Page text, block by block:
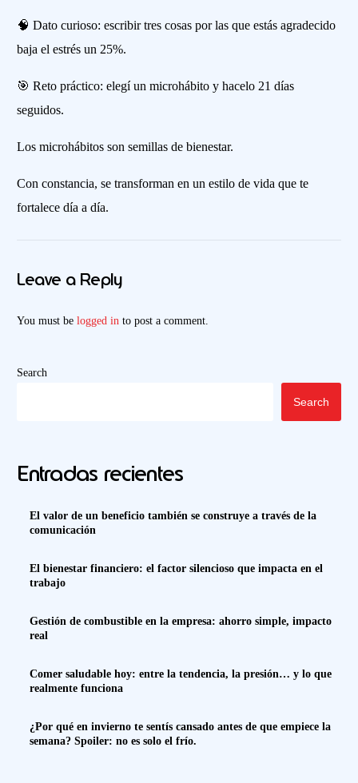
🧠 Dato curioso: escribir tres cosas por las que estás agradecido
baja el estrés un 25%.
🎯 Reto práctico: elegí un microhábito y hacelo 21 días
seguidos.
Los microhábitos son semillas de bienestar.
Con constancia, se transforman en un estilo de vida que te
fortalece día a día.
Leave a Reply
You must belogged in to post a comment.
Search
Search
Entradas recientes
El valor de un beneficio también se construye a través de la
comunicación
El bienestar financiero: el factor silencioso que impacta en el
trabajo
Gestión de combustible en la empresa: ahorro simple, impacto
real
Comer saludable hoy: entre la tendencia, la presión… y lo que
realmente funciona
¿Por qué en invierno te sentís cansado antes de que empiece la
semana? Spoiler: no es solo el frío.